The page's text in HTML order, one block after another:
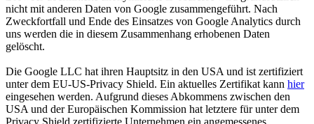
nicht mit anderen Daten von Google zusammengeführt. Nach
Zweckfortfall und Ende des Einsatzes von Google Analytics durch
uns werden die in diesem Zusammenhang erhobenen Daten
gelöscht.
Die Google LLC hat ihren Hauptsitz in den USA und ist zertifiziert
unter dem EU-US-Privacy Shield. Ein aktuelles Zertifikat kann hier
eingesehen werden. Aufgrund dieses Abkommens zwischen den
USA und der Europäischen Kommission hat letztere für unter dem
Privacy Shield zertifizierte Unternehmen ein angemessenes